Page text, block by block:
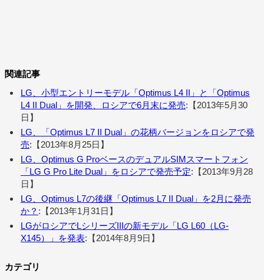
関連記事
LG、小型エントリーモデル「Optimus L4 II」と「Optimus
L4 II Dual」を開発、ロシアで6月末に発売:【2013年5月30
日】
LG、「Optimus L7 II Dual」の花柄バージョンをロシアで発
売:【2013年8月25日】
LG、Optimus G ProベースのデュアルSIMスマートフォン
「LG G Pro Lite Dual」をロシアで発売予定:【2013年9月28
日】
LG、Optimus L7の後継「Optimus L7 II Dual」を2月に発売
か？ :【2013年1月31日】
LGがロシアでLシリーズIIIの新モデル「LG L60（LG-
X145）」を発表:【2014年8月9日】
カテゴリ